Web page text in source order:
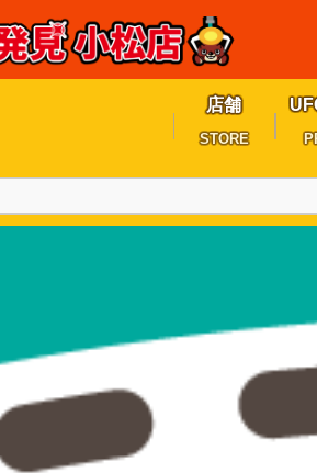
店舗
STORE